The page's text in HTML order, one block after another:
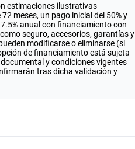
estimaciones ilustrativas
meses, un pago inicial del 50% y
anual con financiamiento con
seguro, accesorios, garantías y
modificarse o eliminarse (si
de financiamiento está sujeta
y condiciones vigentes
tras dicha validación y